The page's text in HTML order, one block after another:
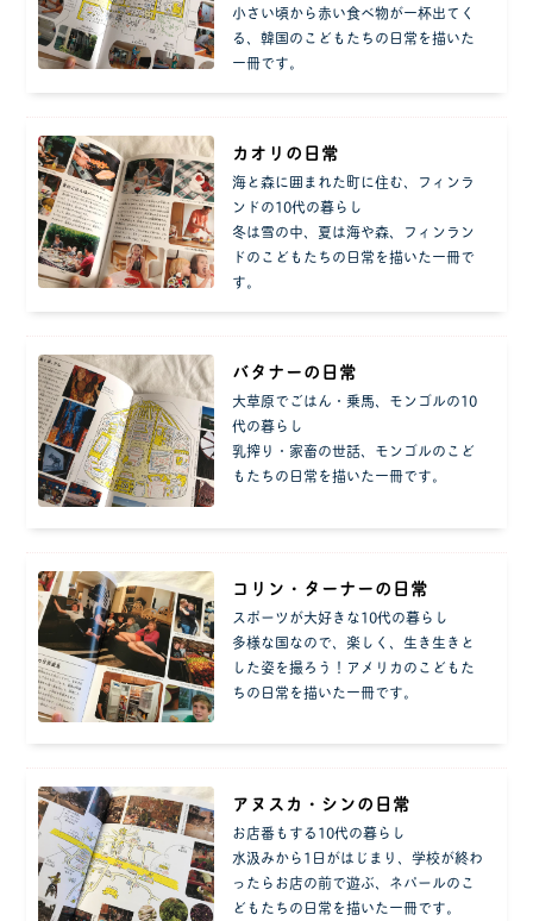
小さい頃から赤い食べ物が一杯出てく
る、韓国のこどもたちの日常を描いた
一冊です。
カオリの日常
海と森に囲まれた町に住む、フィンラ
ンドの10代の暮らし
冬は雪の中、夏は海や森、フィンラン
ドのこどもたちの日常を描いた一冊で
す。
バタナーの日常
大草原でごはん・乗馬、モンゴルの10
代の暮らし
乳搾り・家畜の世話、モンゴルのこど
もたちの日常を描いた一冊です。
コリン・ターナーの日常
スポーツが大好きな10代の暮らし
多様な国なので、楽しく、生き生きと
した姿を撮ろう！アメリカのこどもた
ちの日常を描いた一冊です。
アヌスカ・シンの日常
お店番もする10代の暮らし
水汲みから1日がはじまり、学校が終わ
ったらお店の前で遊ぶ、ネパールのこ
どもたちの日常を描いた一冊です。